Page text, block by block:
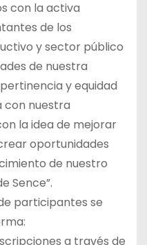
con la activa
de los
y sector público
de nuestra
y equidad
con nuestra
la idea de mejorar
oportunidades
de nuestro
Sence”.
participantes se
a través de